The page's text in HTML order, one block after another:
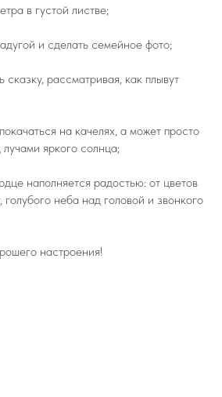
в густой листве;
и сделать семейное фото;
сказку, рассматривая, как плывут
на качелях, а может просто
лучами яркого солнца;
наполняется радостью: от цветов
голубого неба над головой и звонкого
настроения!